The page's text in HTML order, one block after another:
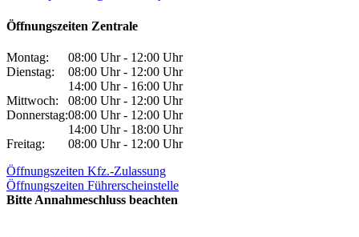
Öffnungszeiten Zentrale
Montag:
08:00 Uhr - 12:00 Uhr
Dienstag:
08:00 Uhr - 12:00 Uhr
14:00 Uhr - 16:00 Uhr
Mittwoch:
08:00 Uhr - 12:00 Uhr
Donnerstag:08:00 Uhr - 12:00 Uhr
14:00 Uhr - 18:00 Uhr
Freitag:
08:00 Uhr - 12:00 Uhr
Öffnungszeiten Kfz.-Zulassung
Öffnungszeiten Führerscheinstelle
Bitte Annahmeschluss beachten